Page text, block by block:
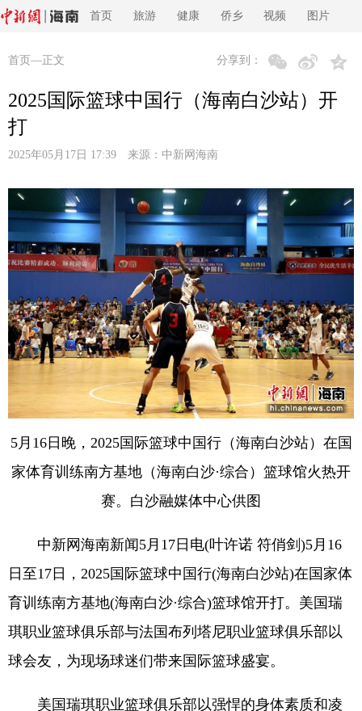
首页 旅游 健康 侨乡 视频 图片
首页 —正文 分享到：
2025国际篮球中国行（海南白沙站）开
打
2025年05月17日 17:39 来源： 中新网海南
5月16日晚，2025国际篮球中国行（海南白沙站）在国
家体育训练南方基地（海南白沙·综合）篮球馆火热开
赛。白沙融媒体中心供图
中新网海南新闻5月17日电(叶许诺 符俏剑)5月16
日至17日，2025国际篮球中国行(海南白沙站)在国家体
育训练南方基地(海南白沙·综合)篮球馆开打。美国瑞
琪职业篮球俱乐部与法国布列塔尼职业篮球俱乐部以
球会友，为现场球迷们带来国际篮球盛宴。
美国瑞琪职业篮球俱乐部以强悍的身体素质和凌